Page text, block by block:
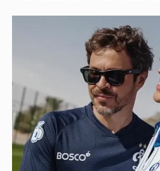
"У многих людей
Деревянко заявил, что
атаках на его бренд
окружения
7